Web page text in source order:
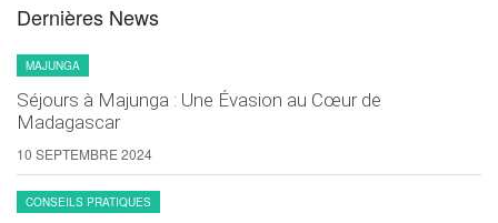
Dernières News
MAJUNGA
Séjours à Majunga : Une Évasion au Cœur de
Madagascar
10 SEPTEMBRE 2024
CONSEILS PRATIQUES